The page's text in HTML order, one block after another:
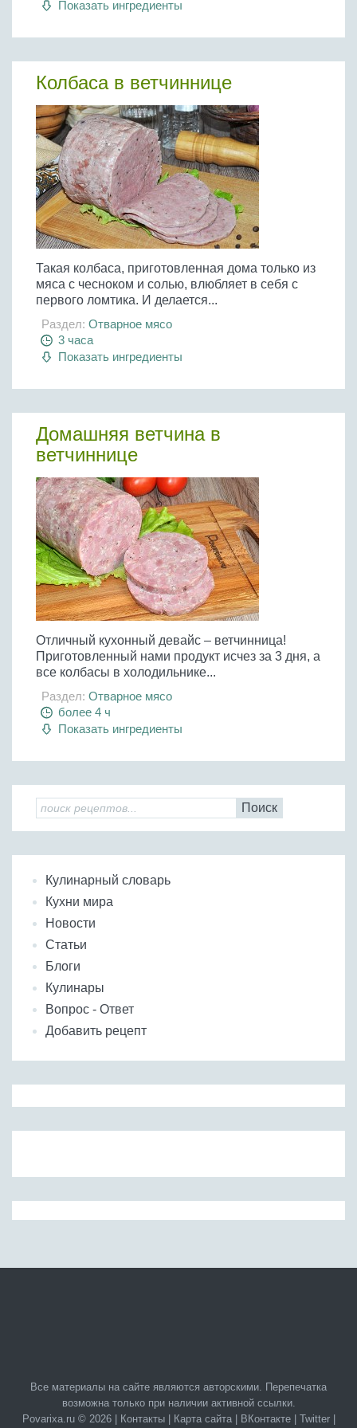
Бобовые
Показать ингредиенты
Колбаса в ветчиннице
Такая колбаса, приготовленная дома только из
мяса с чесноком и солью, влюбляет в себя с
первого ломтика. И делается...
Раздел: Отварное мясо
3 часа
Показать ингредиенты
Домашняя ветчина в
ветчиннице
Отличный кухонный девайс – ветчинница!
Приготовленный нами продукт исчез за 3 дня, а
все колбасы в холодильнике...
Раздел: Отварное мясо
более 4 ч
Показать ингредиенты
Поиск
Кулинарный словарь
Кухни мира
Новости
Статьи
Блоги
Кулинары
Вопрос - Ответ
Добавить рецепт
Все материалы на сайте являются авторскими. Перепечатка
возможна только при наличии активной ссылки.
Povarixa.ru © 2026 |
Контакты| Карта сайта| ВКонтакте| Twitter|